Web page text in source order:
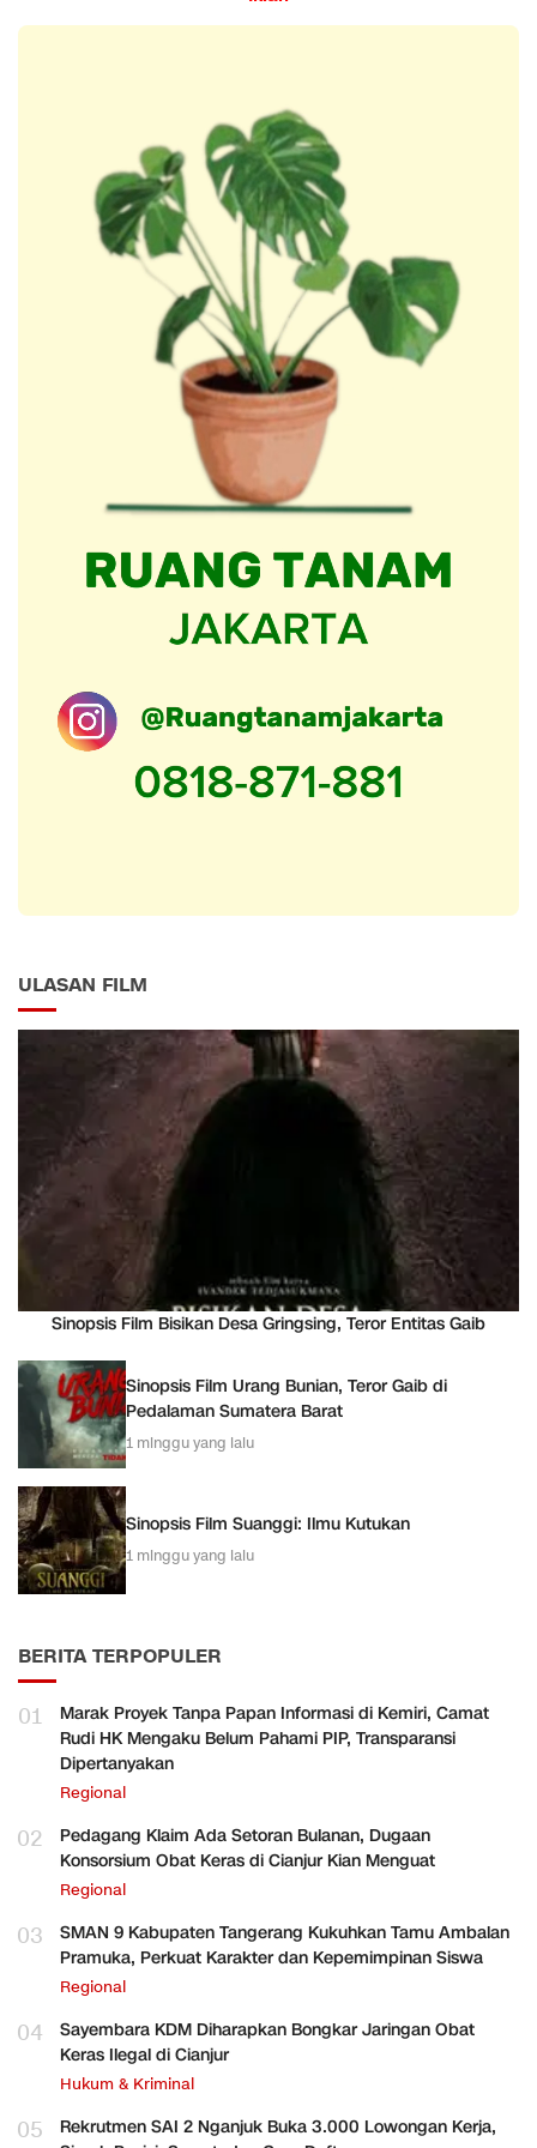
ULASAN FILM
Sinopsis Film Bisikan Desa Gringsing, Teror Entitas Gaib
Sinopsis Film Urang Bunian, Teror Gaib di
Pedalaman Sumatera Barat
1 minggu yang lalu
Sinopsis Film Suanggi: Ilmu Kutukan
1 minggu yang lalu
BERITA TERPOPULER
01
Marak Proyek Tanpa Papan Informasi di Kemiri, Camat
Rudi HK Mengaku Belum Pahami PIP, Transparansi
Dipertanyakan
Regional
02
Pedagang Klaim Ada Setoran Bulanan, Dugaan
Konsorsium Obat Keras di Cianjur Kian Menguat
Regional
03
SMAN 9 Kabupaten Tangerang Kukuhkan Tamu Ambalan
Pramuka, Perkuat Karakter dan Kepemimpinan Siswa
Regional
04
Sayembara KDM Diharapkan Bongkar Jaringan Obat
Keras Ilegal di Cianjur
Hukum & Kriminal
05
Rekrutmen SAI 2 Nganjuk Buka 3.000 Lowongan Kerja,